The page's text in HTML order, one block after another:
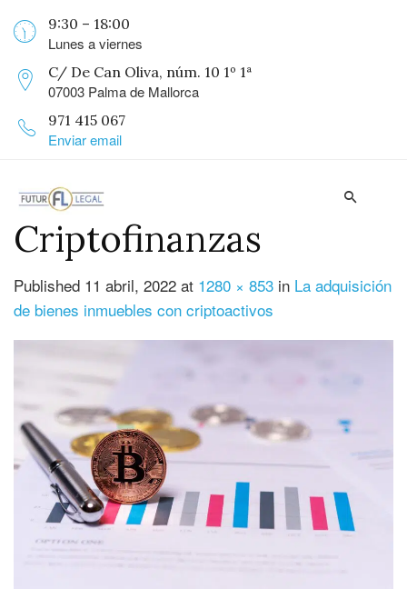
9:30 – 18:00
Lunes a viernes
C/ De Can Oliva, núm. 10 1º 1ª
07003 Palma de Mallorca
971 415 067
Enviar email
Criptofinanzas
Published 11 abril, 2022 at 1280 × 853 in La adquisición
de bienes inmuebles con criptoactivos